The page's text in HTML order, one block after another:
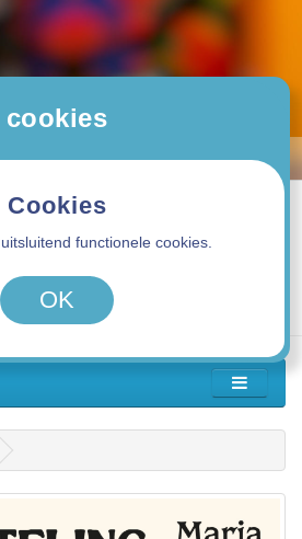
0 product(en) - 0,00€
cookies
Cookies
functionele cookies.
OK